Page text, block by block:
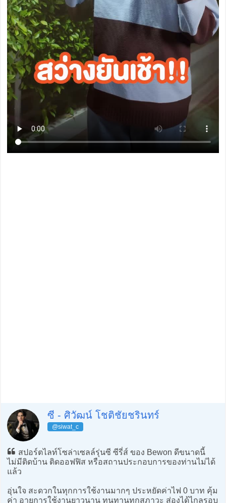
ซี - ศิวัฒน์ โชติชัยชรินทร์
@siwat_c
สปอร์ตไลท์โซล่าเซลล์รุ่นซี ซีรี่ส์ ของ Bewon ดีขนาดนี้
ไม่มีติดบ้าน ติดออฟฟิส หรือสถานประกอบการของท่านไม่ได้
แล้ว
อุ่นใจ สะดวกในทุกการใช้งานมากๆ ประหยัดค่าไฟ 0 บาท คุ้ม
ค่า อายุการใช้งานยาวนาน ทนทานทุกสภาวะ ส่องได้ไกลรอบ